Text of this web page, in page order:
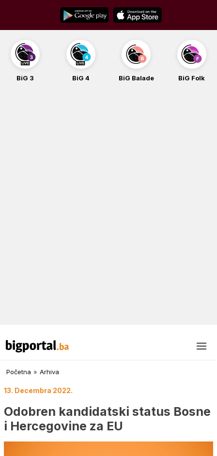
content
BiG 3 BiG 4 BiG Balade BiG Folk
Početna » Arhiva
13. Decembra 2022.
Odobren kandidatski status Bosne
i Hercegovine za EU